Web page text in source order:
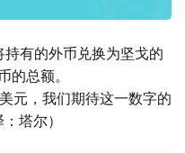
有的外币兑换为坚戈的
的总额。
元，我们期待这一数字的
塔尔）